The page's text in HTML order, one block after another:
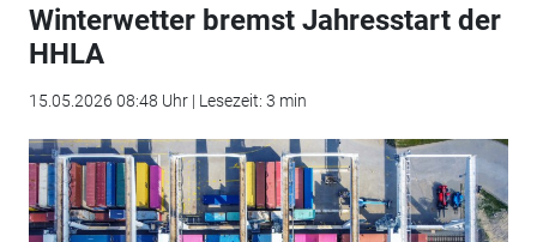
Winterwetter bremst Jahresstart der
HHLA
15.05.2026 08:48 Uhr | Lesezeit: 3 min